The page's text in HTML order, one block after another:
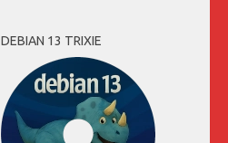
DEBIAN 13 TRIXIE